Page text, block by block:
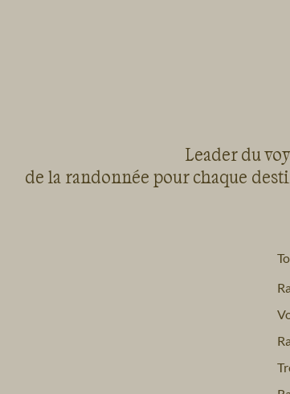
Leader du
de la randonnée pour chaque